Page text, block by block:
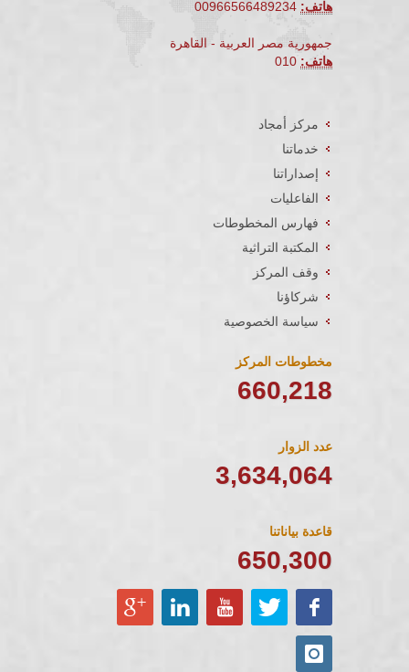
هاتف:
جمهورية مصر العربية - القاهرة
هاتف:
مركز أمجاد
خدماتنا
إصداراتنا
الفاعليات
فهارس المخطوطات
المكتبة التراثية
وقف المركز
شركاؤنا
سياسة الخصوصية
مخطوطات المركز
760,244
عدد الزوار
3,634,064
قاعدة بياناتنا
650,300